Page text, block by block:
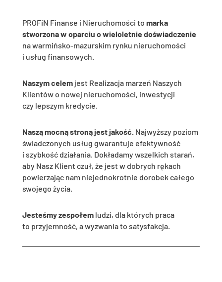
PROFiN Finanse i Nieruchomości to marka
stworzona w oparciu o wieloletnie doświadczenie
na warmińsko-mazurskim rynku nieruchomości
i usług finansowych.
Naszym celem jest Realizacja marzeń Naszych
Klientów o nowej nieruchomości, inwestycji
czy lepszym kredycie.
Naszą mocną stroną jest jakość.Najwyższy poziom
świadczonych usług gwarantuje efektywność
i szybkość działania. Dokładamy wszelkich starań,
aby Nasz Klient czuł, że jest w dobrych rękach
powierzając nam niejednokrotnie dorobek całego
swojego życia.
Jesteśmy zespołem ludzi, dla których praca
to przyjemność, a wyzwania to satysfakcja.